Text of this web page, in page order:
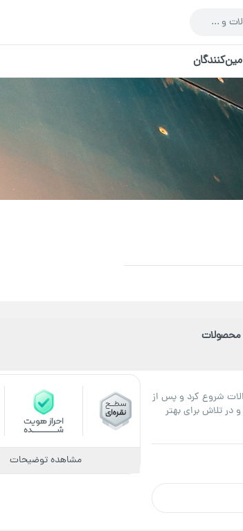
محصولات
خرید و فروش اهن الات شروع کرد و پس از
در تلاش برای بهتر
مشاهده توضیحات